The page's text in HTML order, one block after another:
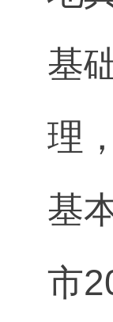
基
理
基
市